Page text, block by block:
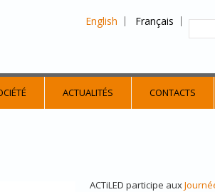
English Français
ACTUALITÉS CONTACTS
ACTiLED participe aux